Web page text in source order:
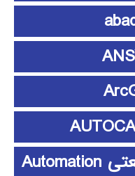
آموزش اتوماسیون صنعتی Automation